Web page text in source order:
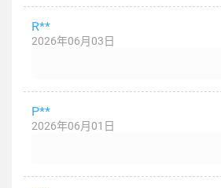
R**
2026年06月03日
P**
2026年06月01日